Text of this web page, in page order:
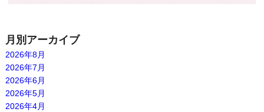
月別アーカイブ
2026年8月
2026年7月
2026年6月
2026年5月
2026年4月